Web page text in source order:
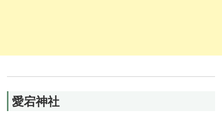
愛宕神社